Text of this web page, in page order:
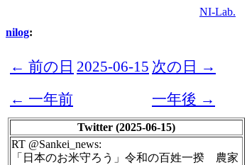
NI-Lab.
nilog:
← 前の日 2025-06-15 次の日 →
← 一年前
一年後 →
Twitter (2025-06-15)
RT @Sankei_news:
「日本のお米守ろう」令和の百姓一揆 農家